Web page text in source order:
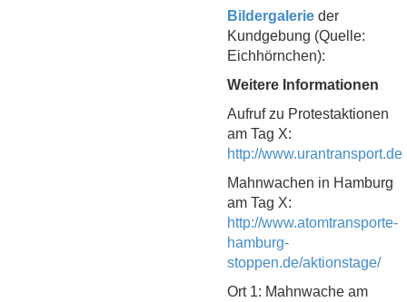
Bildergalerie der
Kundgebung (Quelle:
Eichhörnchen):
Weitere Informationen
Aufruf zu Protestaktionen
am Tag X:
http://www.urantransport.de
Mahnwachen in Hamburg
am Tag X:
http://www.atomtransporte-
hamburg-
stoppen.de/aktionstage/
Ort 1: Mahnwache am